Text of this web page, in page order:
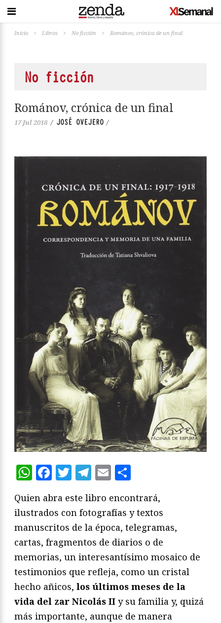
Inicio > Libros > No ficción > Románov, crónica de un final
No ficción
Románov, crónica de un final
17 Jul 2018 / JOSÉ OVEJERO /
WhatsApp
Facebook
Twitter
Telegram
Email
Quien abra este libro encontrará,
ilustrados con fotografías y textos
manuscritos de la época, telegramas,
cartas, fragmentos de diarios o de
memorias, un interesantísimo mosaico de
testimonios que refleja, como un cristal
hecho añicos, los últimos meses de la
vida del zar Nicolás II y su familia y, quizá
más importante, aunque de manera